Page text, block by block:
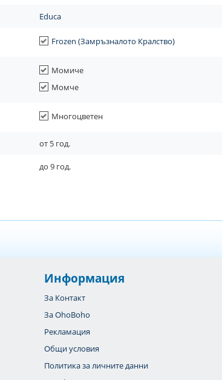
Educa
Frozen (Замръзналото Кралство)
Момиче
Момче
Многоцветен
от 5 год.
до 9 год.
Информация
За Контакт
За OhoBoho
Рекламация
Общи условия
Политика за личните данни